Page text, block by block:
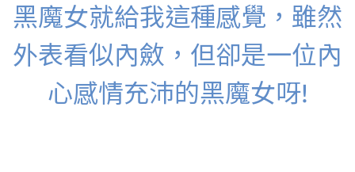
黑魔女就給我這種感覺，雖然
外表看似內斂，但卻是一位內
心感情充沛的黑魔女呀!